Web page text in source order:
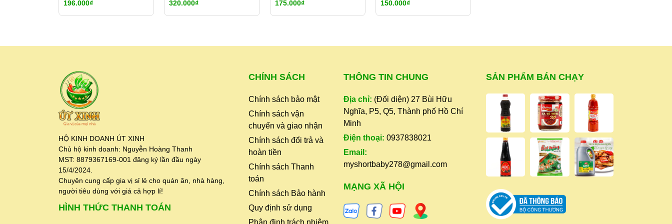
PHÁP 7%
196.000₫
148ML
320.000₫ 175.000₫
150.000₫
HỘ KINH DOANH ÚT XINH
Chủ hộ kinh doanh: Nguyễn Hoàng Thanh
MST: 8879367169-001 đăng ký lần đầu ngày
15/4/2024.
Chuyên cung cấp gia vị sỉ lẻ cho quán ăn, nhà hàng,
người tiêu dùng với giá cả hợp lí!
HÌNH THỨC THANH TOÁN
CHÍNH SÁCH
Chính sách bảo mật
Chính sách vận
chuyển và giao nhận
Chính sách đổi trả và
hoàn tiền
Chính sách Thanh
toán
Chính sách Bảo hành
Quy định sử dụng
Phân định trách nhiệm
THÔNG TIN CHUNG
Địa chỉ: (Đối diện) 27 Bùi Hữu
Nghĩa, P5, Q5, Thành phố Hồ Chí
Minh
Điện thoại: 0937838021
Email:
myshortbaby278@gmail.com
MẠNG XÃ HỘI
SẢN PHẨM BÁN CHẠY